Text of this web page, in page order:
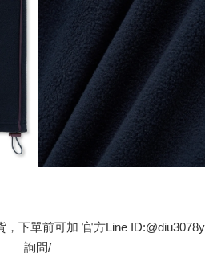
下單前可加 官方Line ID:@diu3078y
詢問/